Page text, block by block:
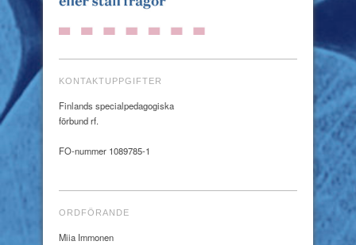
KONTAKTUPPGIFTER
Finlands specialpedagogiska
förbund rf.
FO-nummer 1089785-1
ORDFÖRANDE
Miia Immonen